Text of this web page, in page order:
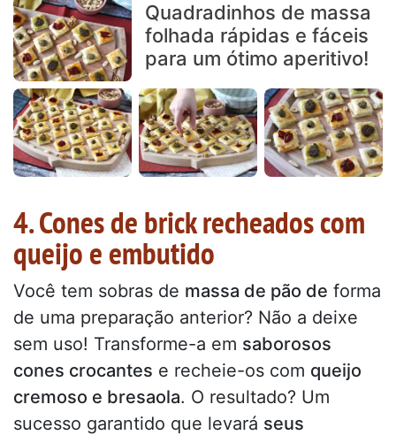
Quadradinhos de massa
folhada rápidas e fáceis
para um ótimo aperitivo!
4. Cones de brick recheados com
queijo e embutido
Você tem sobras de massa de pão de forma
de uma preparação anterior? Não a deixe
sem uso! Transforme-a em saborosos
cones crocantes e recheie-os com queijo
cremoso e bresaola. O resultado? Um
sucesso garantido que levará seus